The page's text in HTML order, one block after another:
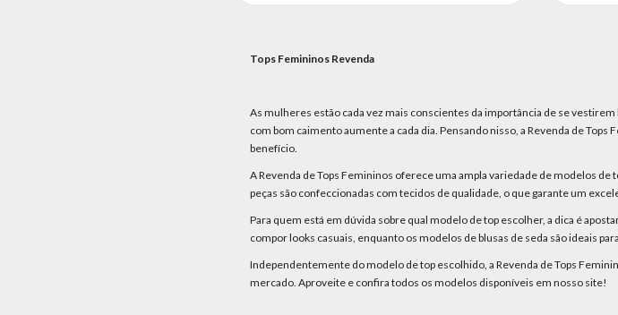
Tops Femininos Revenda
As mulheres estão cada vez mais conscientes da importância de se
com bom caimento aumente a cada dia. Pensando nisso, a Revenda de
benefício.
A Revenda de Tops Femininos oferece uma ampla variedade de modelos
peças são confeccionadas com tecidos de qualidade, o que garante um
Para quem está em dúvida sobre qual modelo de top escolher, a dica é
compor looks casuais, enquanto os modelos de blusas de seda são ideais
Independentemente do modelo de top escolhido, a Revenda de Tops
mercado. Aproveite e confira todos os modelos disponíveis em nosso site!